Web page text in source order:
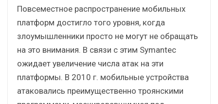
Повсеместное распространение мобильных
платформ достигло того уровня, когда
злоумышленники просто не могут не обращать
на это внимания. В связи с этим Symantec
ожидает увеличение числа атак на эти
платформы. В 2010 г. мобильные устройства
атаковались преимущественно троянскими